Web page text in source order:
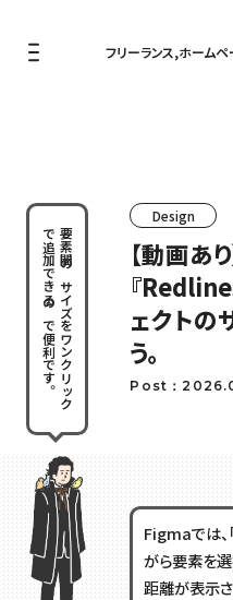
フリーランス,ホーム
要素間のサイズをワンクリック
で追加できるので便利です。
Design
【動画あ
『
ェクトの
う。
Post：
Figmaでは
がら要素を
距離が表示さ